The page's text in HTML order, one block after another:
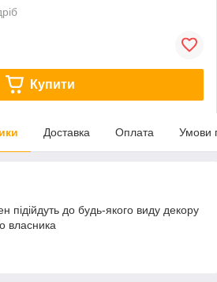
Купити
Доставка Оплата Умови
підійдуть до будь-якого виду декору
власника